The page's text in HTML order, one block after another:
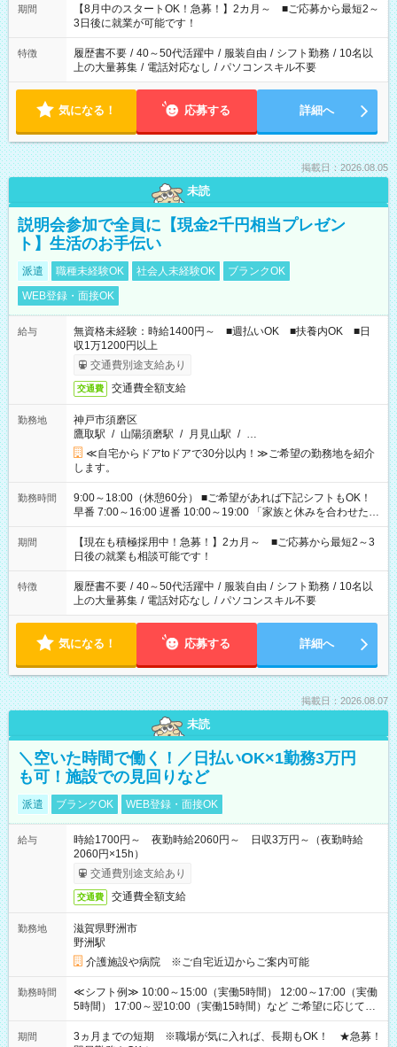
「できれば残業はしたくない」 など、ご希望を教えてください
ね。 ※Wワーク希望の方へ 今ご覧のお仕事で希望する勤務時間
と、もう1つのお仕事の勤務時間。 合計で週40時間を超える場
合は応募できません。
期間
【8月中のスタートOK！急募！】2カ月～ ■ご応募から最短2～
3日後に就業が可能です！
特徴 履歴書不要 / 40～50代活躍中 / 服装自由 / シフト勤務 / 10名以
上の大量募集 / 電話対応なし / パソコンスキル不要
気になる！ 応募する 詳細へ
掲載日：2026.08.05
未読
説明会参加で全員に【現金2千円相当プレゼン
ト】生活のお手伝い
派遣 職種未経験OK 社会人未経験OK
ブランクOK
WEB登録・面接OK
給与
無資格未経験：時給1400円～ ■週払いOK ■扶養内OK ■日
収1万1200円以上
交通費別途支給あり
交通費 交通費全額支給
勤務地
神戸市須磨区
鷹取駅 / 山陽須磨駅 / 月見山駅 / …
≪自宅からドアtoドアで30分以内！≫ご希望の勤務地を紹介
します。
勤務時間
9:00～18:00（休憩60分） ■ご希望があれば下記シフトもOK！
早番 7:00～16:00 遅番 10:00～19:00 「家族と休みを合わせた
い」 「余裕を持って夕飯の準備がしたい」 「できれば残業はし
たくない」 など、ご希望を教えてくださいね。 ※Wワーク希望
の方へ 今ご覧のお仕事で希望する勤務時間と、もう1つのお仕事
の勤務時間。 合計で週40時間を超える場合は応募できません。
期間
【現在も積極採用中！急募！】2カ月～ ■ご応募から最短2～3
日後の就業も相談可能です！
特徴 履歴書不要 / 40～50代活躍中 / 服装自由 / シフト勤務 / 10名以
上の大量募集 / 電話対応なし / パソコンスキル不要
気になる！ 応募する 詳細へ
掲載日：2026.08.07
未読
＼空いた時間で働く！／日払いOK×1勤務3万円
も可！施設での見回りなど
派遣 ブランクOK WEB登録・面接OK
給与
時給1700円～ 夜勤時給2060円～ 日収3万円～（夜勤時給
2060円×15h）
交通費別途支給あり
交通費 交通費全額支給
勤務地
滋賀県野洲市
野洲駅
介護施設や病院 ※ご自宅近辺からご案内可能
勤務時間
≪シフト例≫ 10:00～15:00（実働5時間） 12:00～17:00（実働
5時間） 17:00～翌10:00（実働15時間）など ご希望に応じて、
働く時間は調整できます！ お気軽に担当へ相談ください！
期間
3ヵ月までの短期 ※職場が気に入れば、長期もOK！ ★急募！